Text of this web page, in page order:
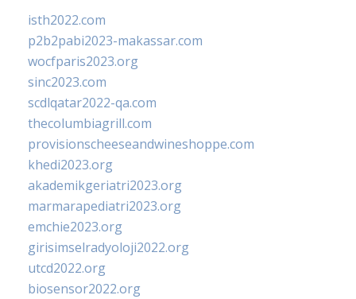
isth2022.com
p2b2pabi2023-makassar.com
wocfparis2023.org
sinc2023.com
scdlqatar2022-qa.com
thecolumbiagrill.com
provisionscheeseandwineshoppe.com
khedi2023.org
akademikgeriatri2023.org
marmarapediatri2023.org
emchie2023.org
girisimselradyoloji2022.org
utcd2022.org
biosensor2022.org